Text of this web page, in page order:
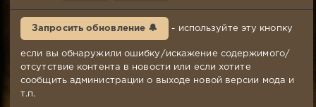
01-
Комментариев:
465
Просмотров:
Запросить обновление 🔔 - используйте эту кнопку
если вы обнаружили ошибку/искажение содержимого/
отсутствие контента в новости или если хотите
сообщить администрации о выходе новой версии мода и
т.п.